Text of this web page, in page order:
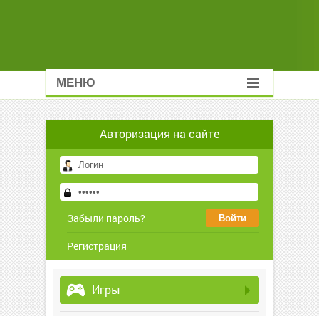
МЕНЮ
Авторизация на сайте
Забыли пароль?
Регистрация
Игры